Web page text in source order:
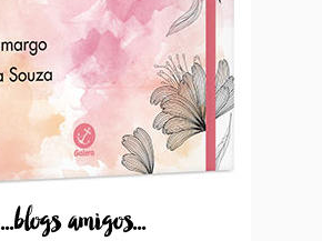
...blogs amigos...